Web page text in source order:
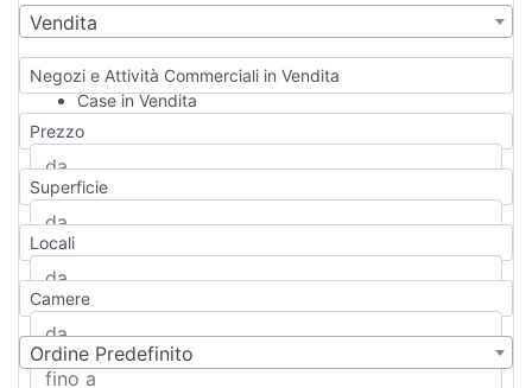
Vendita
Negozi e Attività Commerciali in Vendita
Case in Vendita
Qualsiasi
Appartamento
Casa indipendente
Casa Semi-indipendente
Attico/Mansarda
Rustico/Casale
Camera d'Albergo
Multiproprietà
Prezzo
Superficie
Locali
Camere
Ordine Predefinito